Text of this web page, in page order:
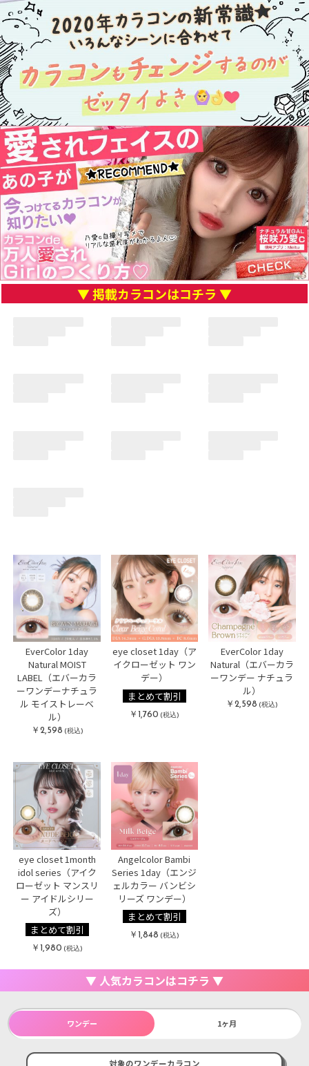
▼ 掲載カラコンはコチラ ▼
EverColor 1day
Natural MOIST
LABEL（エバーカラ
ーワンデーナチュラ
ル モイストレーベ
ル）
￥2,598 (税込)
eye closet 1day（ア
イクローゼット ワン
デー）
まとめて割引
￥1,760 (税込)
EverColor 1day
Natural（エバーカラ
ーワンデー ナチュラ
ル）
￥2,598 (税込)
eye closet 1month
idol series（アイク
ローゼット マンスリ
ー アイドルシリー
ズ）
まとめて割引
￥1,980 (税込)
Angelcolor Bambi
Series 1day（エンジ
ェルカラー バンビシ
リーズ ワンデー）
まとめて割引
￥1,848 (税込)
▼ 人気カラコンはコチラ ▼
ワンデー 1ヶ月
対象のワンデーカラコン